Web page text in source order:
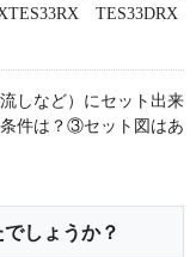
TES33DRX
しなど）にセット出来
件は？③セット図はあ
しょうか？